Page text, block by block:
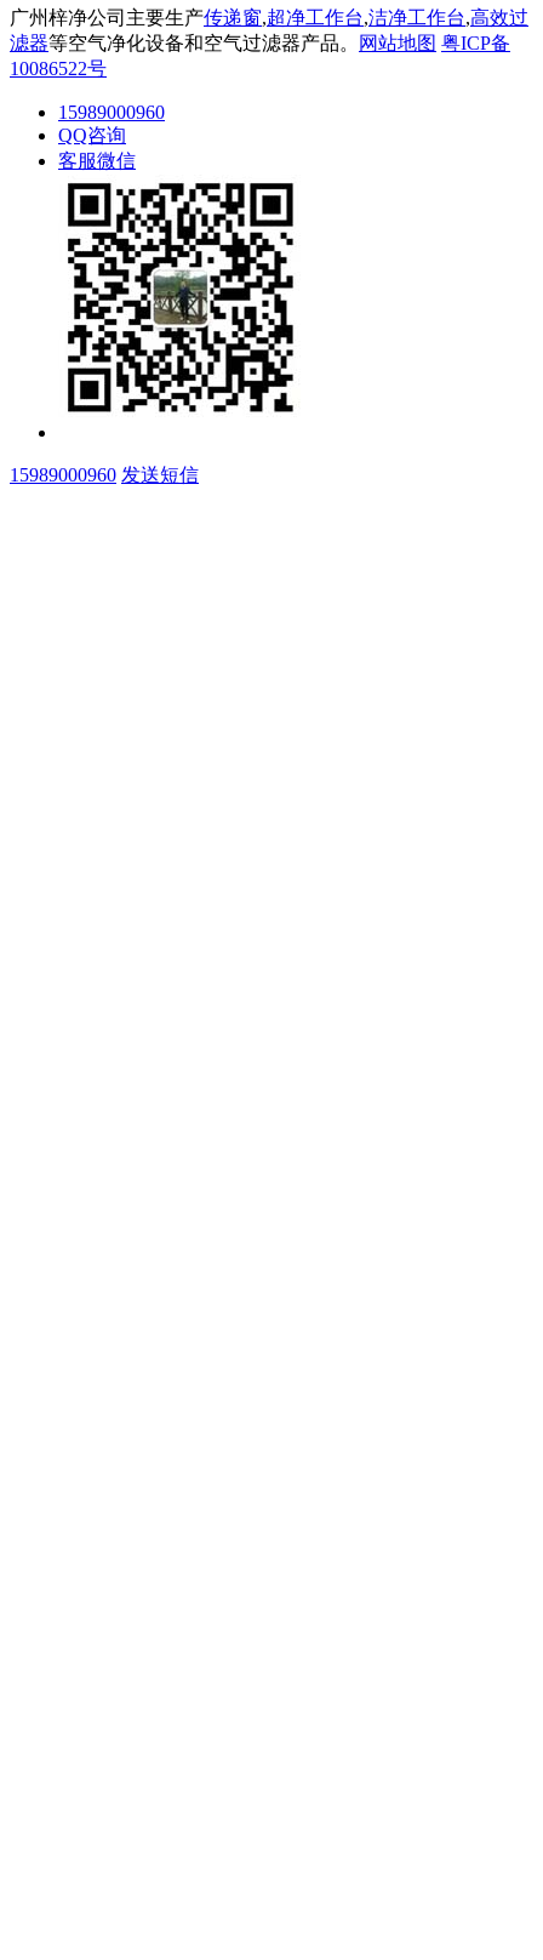
广州梓净公司主要生产传递窗,超净工作台,洁净工作台,高效过
滤器等空气净化设备和空气过滤器产品。 网站地图 粤ICP备
10086522号
15989000960
QQ咨询
客服微信
15989000960 发送短信